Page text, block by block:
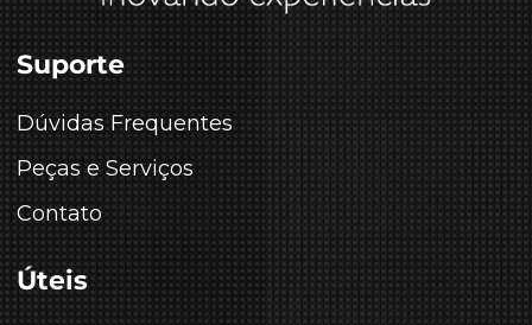
Suporte
Dúvidas Frequentes
Peças e Serviços
Contato
Úteis